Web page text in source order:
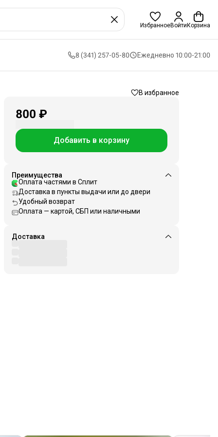
ИзбранноеВойти Корзина
8 (341) 257-05-80 Ежедневно 10:00-21:00
В избранное
800 ₽
Добавить в корзину
Преимущества
Оплата частями в Сплит
Доставка в пункты выдачи или до двери
Удобный возврат
Оплата — картой, СБП или наличными
Доставка